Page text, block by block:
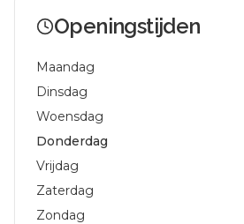
Openingstijden
Maandag
Dinsdag
Woensdag
Donderdag
Vrijdag
Zaterdag
Zondag